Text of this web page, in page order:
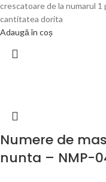
crescatoare de la numarul 1
cantitatea dorita
Adaugă în coș
Numere de
nunta – NMP-